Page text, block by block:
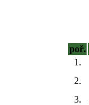
poř.
1.
2.
3.